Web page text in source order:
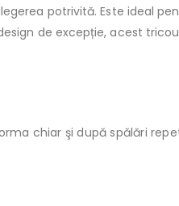
potrivită. Este ideal
de excepție, acest
chiar şi după spălări